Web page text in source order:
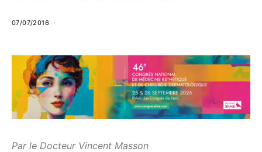
07/07/2016
Par le Docteur Vincent Masson